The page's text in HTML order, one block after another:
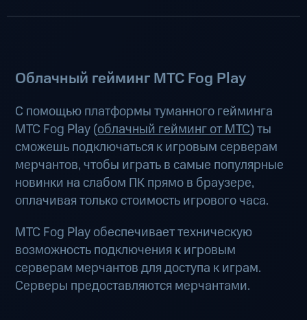
Облачный гейминг МТС Fog Play
С помощью платформы туманного гейминга
МТС Fog Play (облачный гейминг от МТС) ты
сможешь подключаться к игровым серверам
мерчантов, чтобы играть в самые популярные
новинки на слабом ПК прямо в браузере,
оплачивая только стоимость игрового часа.
МТС Fog Play обеспечивает техническую
возможность подключения к игровым
серверам мерчантов для доступа к играм.
Серверы предоставляются мерчантами.